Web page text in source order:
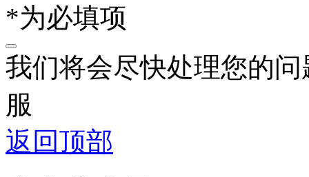
*为必填项
我们将会尽快处理您的
服
返回顶部